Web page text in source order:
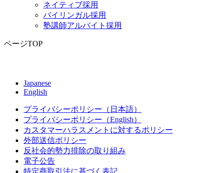
ネイティブ採用
バイリンガル採用
塾講師アルバイト採用
ページTOP
Japanese
English
プライバシーポリシー（日本語）
プライバシーポリシー（English）
カスタマーハラスメントに対するポリシー
外部送信ポリシー
反社会的勢力排除の取り組み
電子公告
特定商取引法に基づく表記